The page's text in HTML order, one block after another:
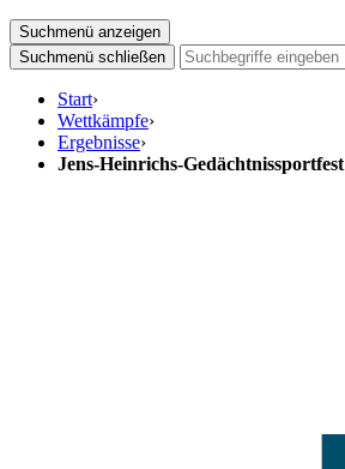
Suchmenü anzeigen
Suchmenü schließen
Start›
Wettkämpfe›
Ergebnisse›
Jens-Heinrichs-Gedächtnissportfest